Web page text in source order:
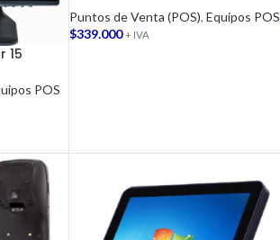
15
POS
Puntos de Venta (POS), Equipos POS
$339.000 + IVA